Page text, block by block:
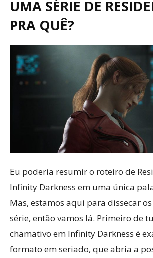
UMA SÉRIE DE
PRA QUÊ?
Eu poderia resumir o roteiro de
Infinity Darkness em uma única
Mas, estamos aqui para dissecar
série, então vamos lá. Primeiro de
chamativo em Infinity Darkness é
formato em seriado, que abria a